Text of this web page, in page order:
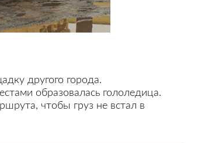
другого города.
образовалась гололедица.
чтобы груз не встал в